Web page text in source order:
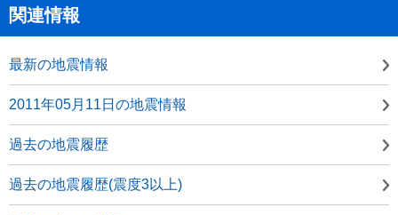
関連情報
最新の地震情報
2011年05月11日の地震情報
過去の地震履歴
過去の地震履歴(震度3以上)